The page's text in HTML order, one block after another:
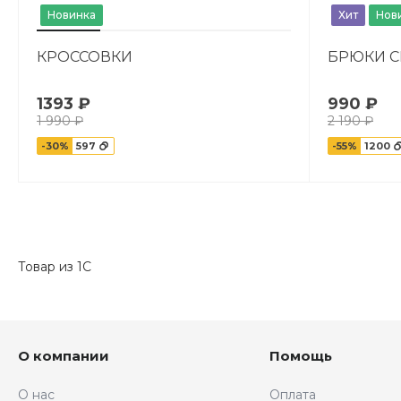
Новинка
КРОССОВКИ
1393 ₽
1 990 ₽
-30% 597
Хит
БРЮКИ
990 ₽
2 190 ₽
-55% 1200
Товар из 1С
О компании
О нас
Помощь
Оплата